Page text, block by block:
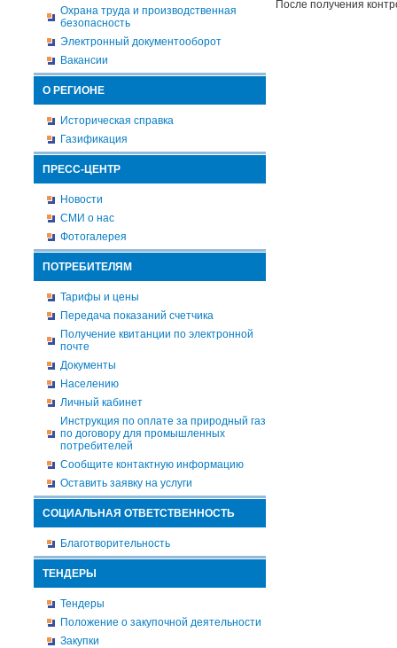
Охрана труда и производственная
безопасность
Электронный документооборот
Вакансии
О РЕГИОНЕ
Историческая справка
Газификация
ПРЕСС-ЦЕНТР
Новости
СМИ о нас
Фотогалерея
ПОТРЕБИТЕЛЯМ
Тарифы и цены
Передача показаний счетчика
Получение квитанции по электронной
почте
Документы
Населению
Личный кабинет
Инструкция по оплате за природный газ
по договору для промышленных
потребителей
Сообщите контактную информацию
Оставить заявку на услуги
СОЦИАЛЬНАЯ ОТВЕТСТВЕННОСТЬ
Благотворительность
ТЕНДЕРЫ
Тендеры
Положение о закупочной деятельности
Закупки
После получения